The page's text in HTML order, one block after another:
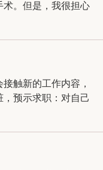
术。但是，我很担心
触新的工作内容，
预示求职：对自己